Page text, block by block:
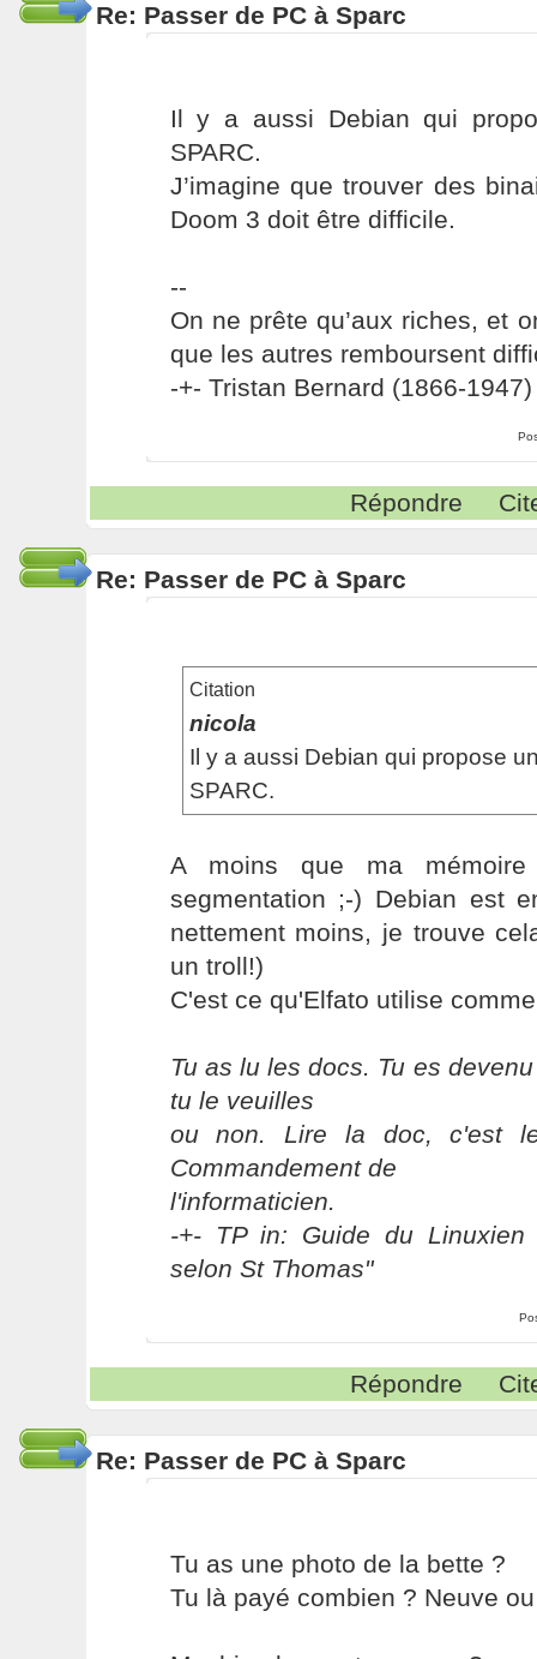
Re: Passer de PC à Sparc
Il y a aussi Debian qui
SPARC.
J’imagine que trouver des
Doom 3 doit être difficile.
--
On ne prête qu’aux riches, et
que les autres remboursent
-+- Tristan Bernard (1866-1947)
Répondre
Re: Passer de PC à Sparc
Citation
nicola
Il y a aussi Debian qui propose
SPARC.
A moins que ma
segmentation ;-) Debian est
nettement moins, je trouve
un troll!)
C'est ce qu'Elfato utilise
Tu as lu les docs. Tu es
tu le veuilles
ou non. Lire la doc, c'est
Commandement de
l'informaticien.
-+- TP in: Guide du Linuxien
selon St Thomas"
Répondre
Re: Passer de PC à Sparc
Tu as une photo de la bette ?
Tu là payé combien ? Neuve